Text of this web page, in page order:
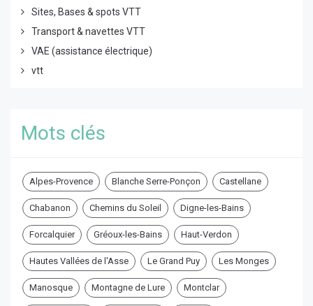
Sites, Bases & spots VTT
Transport & navettes VTT
VAE (assistance électrique)
vtt
Mots clés
Alpes-Provence Blanche Serre-Ponçon Castellane
Chabanon Chemins du Soleil Digne-les-Bains
Forcalquier Gréoux-les-Bains Haut-Verdon
Hautes Vallées de l'Asse Le Grand Puy Les Monges
Manosque Montagne de Lure Montclar